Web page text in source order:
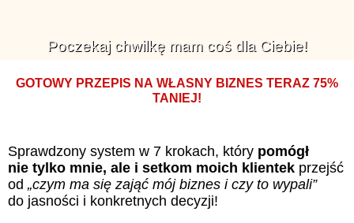
Poczekaj chwilkę mam coś dla Ciebie!
GOTOWY PRZEPIS NA WŁASNY BIZNES TERAZ 75%
TANIEJ!
Sprawdzony system w 7 krokach, który pomógł
nie tylko mnie, ale i setkom moich klientek przejść
od „czym ma się zająć mój biznes i czy to wypali”
do jasności i konkretnych decyzji!